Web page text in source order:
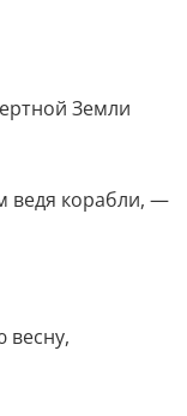
Земли
ведя корабли, —
весну,